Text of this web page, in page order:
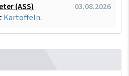
(ASS)
03.08.2026
Kartoffeln.